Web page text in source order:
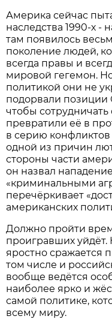
Америка сейчас
наследства 1990-х -
там появилось
поколение людей,
всегда правы и
мировой гегемон.
политикой они не
подорвали
чтобы
превратили её в
в серию конфликтов
одной из причин
стороны части
он назвал
«криминальными
перечёркивает
американских
Должно пройти
проигравших уйдёт.
яростно сражается
том числе и
вообще ведётся
наиболее ярко и
самой политике,
всему миру.